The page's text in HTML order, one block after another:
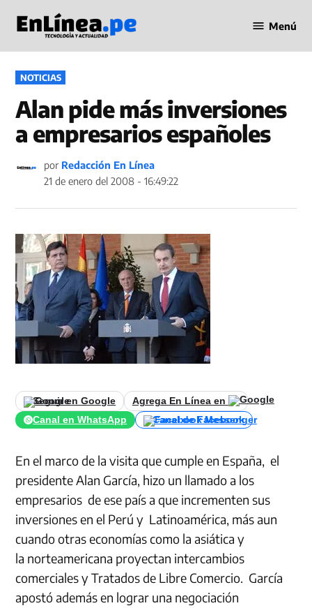
contenido
en Línea
Menú
PUBLICADO
EN
NOTICIAS
Alan pide más inversiones
a empresarios españoles
por Redacción En Línea
21 de enero del 2008 - 16:49:22
Seguir en Google
Agrega En Línea en
Canal en WhatsApp
Canal de Facebook
En el marco de la visita que cumple en España, el
presidente Alan García, hizo un llamado a los
empresarios de ese país a que incrementen sus
inversiones en el Perú y Latinoamérica, más aun
cuando otras economías como la asiática y
la norteamericana proyectan intercambios
comerciales y Tratados de Libre Comercio. García
apostó además en lograr una negociación